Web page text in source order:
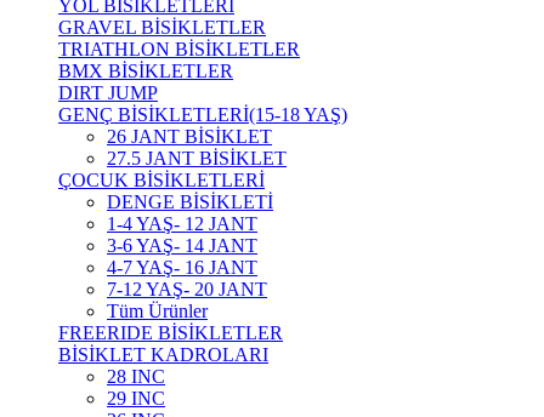
YOL BİSİKLETLERİ
GRAVEL BİSİKLETLER
TRIATHLON BİSİKLETLER
BMX BİSİKLETLER
DIRT JUMP
GENÇ BİSİKLETLERİ(15-18 YAŞ)
26 JANT BİSİKLET
27.5 JANT BİSİKLET
ÇOCUK BİSİKLETLERİ
DENGE BİSİKLETİ
1-4 YAŞ- 12 JANT
3-6 YAŞ- 14 JANT
4-7 YAŞ- 16 JANT
7-12 YAŞ- 20 JANT
Tüm Ürünler
FREERIDE BİSİKLETLER
BİSİKLET KADROLARI
28 INC
29 INC